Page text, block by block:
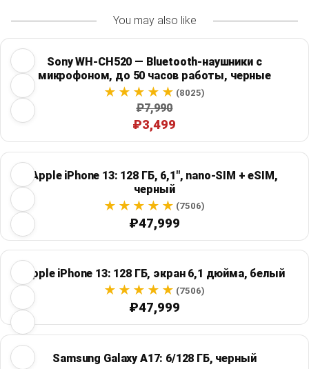
You may also like
Sony WH-CH520 — Bluetooth-наушники с
микрофоном, до 50 часов работы, черные
(8025)
₽7,990
₽3,499
Apple iPhone 13: 128 ГБ, 6,1", nano-SIM + eSIM,
черный
(7506)
₽47,999
Apple iPhone 13: 128 ГБ, экран 6,1 дюйма, белый
(7506)
₽47,999
Samsung Galaxy A17: 6/128 ГБ, черный